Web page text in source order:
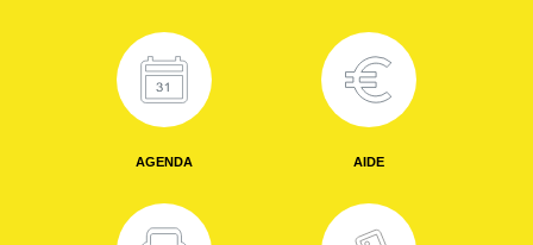
AGENDA AIDE